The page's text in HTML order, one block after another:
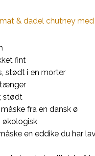
fint
stødt i en morter
stødt
fra en dansk ø
økologisk
en eddike du har